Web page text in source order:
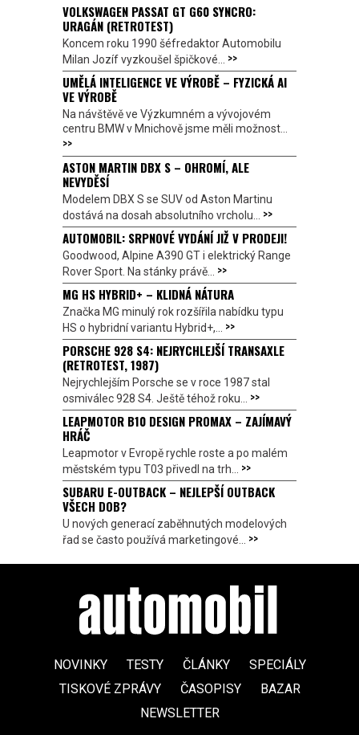
VOLKSWAGEN PASSAT GT G60 SYNCRO:
URAGÁN (RETROTEST)
Koncem roku 1990 šéfredaktor Automobilu
Milan Jozíf vyzkoušel špičkové... >>
UMĚLÁ INTELIGENCE VE VÝROBĚ – FYZICKÁ AI
VE VÝROBĚ
Na návštěvě ve Výzkumném a vývojovém
centru BMW v Mnichově jsme měli možnost...
>>
ASTON MARTIN DBX S – OHROMÍ, ALE
NEVYDĚSÍ
Modelem DBX S se SUV od Aston Martinu
dostává na dosah absolutního vrcholu... >>
AUTOMOBIL: SRPNOVÉ VYDÁNÍ JIŽ V PRODEJI!
Goodwood, Alpine A390 GT i elektrický Range
Rover Sport. Na stánky právě... >>
MG HS HYBRID+ – KLIDNÁ NÁTURA
Značka MG minulý rok rozšířila nabídku typu
HS o hybridní variantu Hybrid+,... >>
PORSCHE 928 S4: NEJRYCHLEJŠÍ TRANSAXLE
(RETROTEST, 1987)
Nejrychlejším Porsche se v roce 1987 stal
osmiválec 928 S4. Ještě téhož roku... >>
LEAPMOTOR B10 DESIGN PROMAX – ZAJÍMAVÝ
HRÁČ
Leapmotor v Evropě rychle roste a po malém
městském typu T03 přivedl na trh... >>
SUBARU E-OUTBACK – NEJLEPŠÍ OUTBACK
VŠECH DOB?
U nových generací zaběhnutých modelových
řad se často používá marketingové... >>
NOVINKY TESTY ČLÁNKY
SPECIÁLY
TISKOVÉ ZPRÁVY
ČASOPISY
BAZAR
NEWSLETTER